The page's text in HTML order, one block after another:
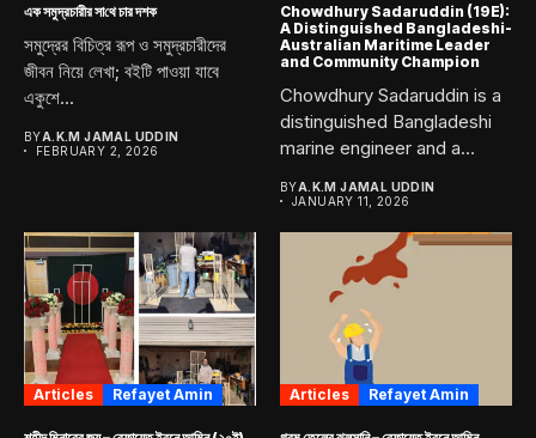
এক সমুদ্রচারীর সা‌থে চার দশক
সমুদ্রের বিচিত্র রূপ ও সমুদ্রচারীদের
জীবন নিয়ে লেখা; বইটি পাওয়া যাবে
একুশে...
BYA.K.M JAMAL UDDIN
FEBRUARY 2, 2026
Chowdhury Sadaruddin (19E):
A Distinguished Bangladeshi-
Australian Maritime Leader
and Community Champion
Chowdhury Sadaruddin is a
distinguished Bangladeshi
marine engineer and a
BYA.K.M JAMAL UDDIN
JANUARY 11, 2026
Articles Refayet Amin Articles Refayet Amin